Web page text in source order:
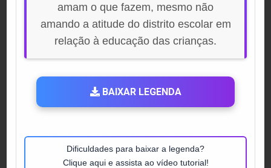
amam o que fazem, mesmo não
amando a atitude do distrito escolar em
relação à educação das crianças.
BAIXAR LEGENDA
Dificuldades para baixar a legenda?
Clique aqui e assista ao vídeo tutorial!